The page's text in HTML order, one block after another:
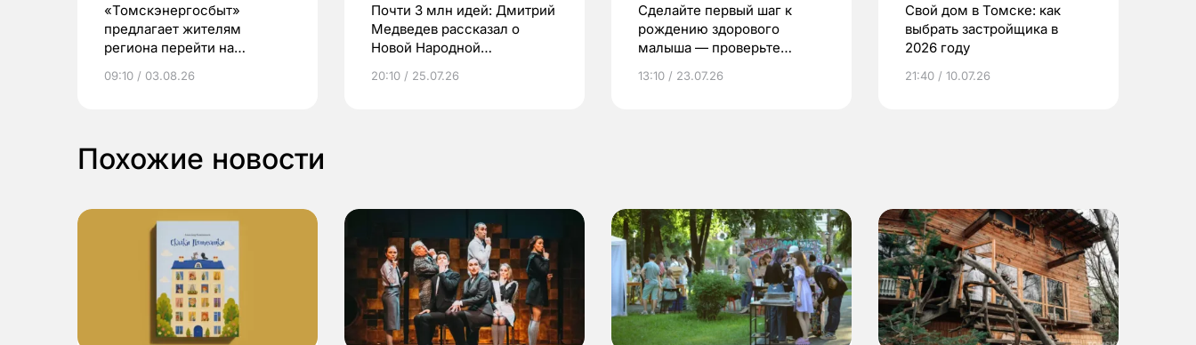
«Томскэнергосбыт»
предлагает жителям
региона перейти на
выиграть призы
09:10 / 03.08.26
Почти 3 млн идей: Дмитрий
Медведев рассказал о
Новой Народной
20:10 / 25.07.26
Сделайте первый шаг к
рождению здорового
малыша — проверьте
по ОМС!
13:10 / 23.07.26
Свой дом в Томске: как
выбрать застройщика в
2026 году
21:40 / 10.07.26
Похожие новости